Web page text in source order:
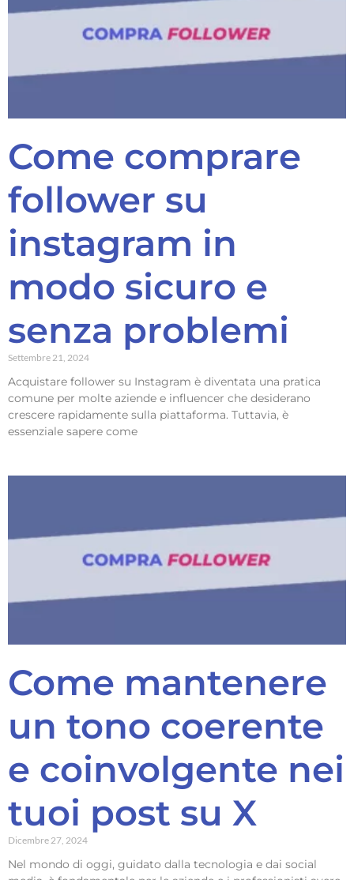
Come comprare
follower su
instagram in
modo sicuro e
senza problemi
Settembre 21, 2024
Acquistare follower su Instagram è diventata una pratica
comune per molte aziende e influencer che desiderano
crescere rapidamente sulla piattaforma. Tuttavia, è
essenziale sapere come
Come mantenere
un tono coerente
e coinvolgente nei
tuoi post su X
Dicembre 27, 2024
Nel mondo di oggi, guidato dalla tecnologia e dai social